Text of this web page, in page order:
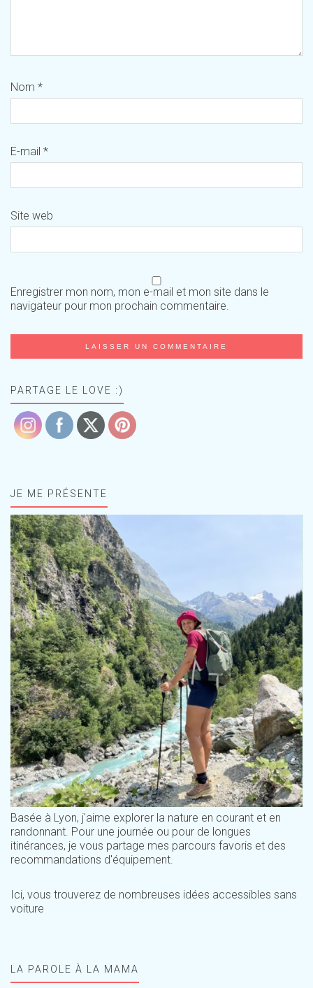
Nom *
E-mail *
Site web
Enregistrer mon nom, mon e-mail et mon site dans le
navigateur pour mon prochain commentaire.
PARTAGE LE LOVE :)
JE ME PRÉSENTE
Basée à Lyon, j'aime explorer la nature en courant et en
randonnant. Pour une journée ou pour de longues
itinérances, je vous partage mes parcours favoris et des
recommandations d'équipement.
Ici, vous trouverez de nombreuses idées accessibles sans
voiture
LA PAROLE À LA MAMA